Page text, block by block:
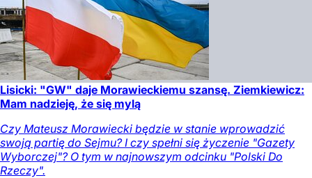
Lisicki: "GW" daje Morawieckiemu szansę. Ziemkiewicz:
Mam nadzieję, że się mylą
Czy Mateusz Morawiecki będzie w stanie wprowadzić
swoją partię do Sejmu? I czy spełni się życzenie "Gazety
Wyborczej"? O tym w najnowszym odcinku "Polski Do
Rzeczy".